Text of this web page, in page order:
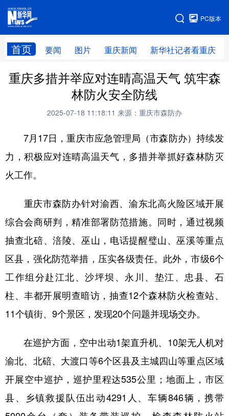
PC版本
首页 要闻 图片 重庆新闻 新华社记者看重庆
网站地图
重庆多措并举应对连晴高温天气 筑牢森
林防火安全防线
2025-07-18 11:18:11 来源：重庆市森防办
7月17日，重庆市应急管理局（市森防办）持续发
力，积极应对连晴高温天气，多措并举抓好森林防灭
火工作。
重庆市森防办针对渝西、渝东北高火险区域开展
综合会商研判，精准部署防范措施。同时，通过视频
抽查北碚、涪陵、巫山，电话提醒璧山、巫溪等重点
区县，强化防范举措，压实各级责任。此外，市级6个
工作组分赴江北、沙坪坝、永川、垫江、忠县、石
柱、丰都开展明查暗访，抽查12个森林防火检查站、
11个镇街、9个景区，发现20个问题并现场交办。
在巡护方面，空中出动1架直升机、10架无人机对
渝北、北碚、大渡口等6个区县及主城四山等重点区域
开展空中巡护，巡护里程达535公里；地面上，市区
县、乡镇救援队伍出动4291人、车辆846辆，携带